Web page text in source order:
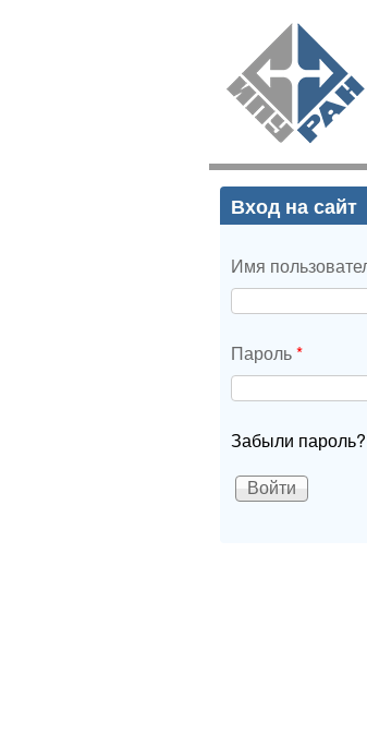
ИПУ
РАН
Вход на сайт
Имя
Пароль*
Забыли пароль?